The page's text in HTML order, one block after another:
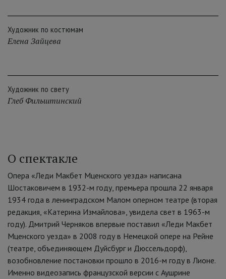
Художник по костюмам
Елена Зайцева
Художник по свету
Глеб Фильштинский
О спектакле
Опера «Леди Макбет Мценского уезда» написана
Шостаковичем в 1932-м году, премьера прошла 22 января
1934 года в ленинградском Малом оперном театре (вторая
редакция, «Катерина Измайлова», увидела свет в 1963-м
году). Дмитрий Черняков впервые поставил «Леди Макбет
Мценского уезда» в 2008 году в Немецкой опере на Рейне
(театре, объединяющем Дуйсбург и Дюссельдорф),
возобновление постановки прошло в 2016-м году в Лионе.
Именно видеозапись французской версии с Аушрине